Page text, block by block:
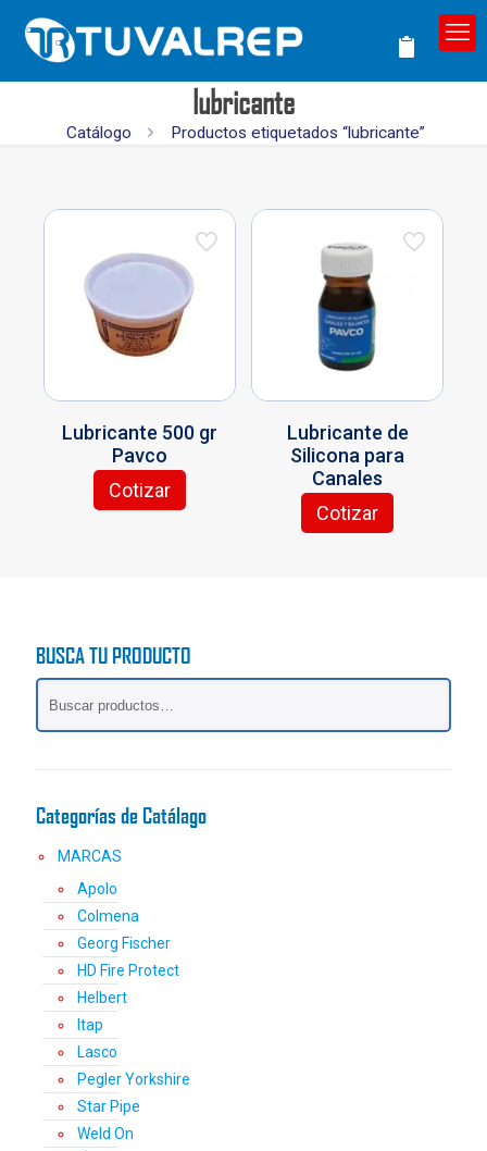
lubricante
Catálogo Productos etiquetados “lubricante”
Lubricante 500 gr
Pavco
Cotizar
Lubricante de
Silicona para
Canales
Cotizar
BUSCA TU PRODUCTO
Categorías de Catálago
MARCAS
Apolo
Colmena
Georg Fischer
HD Fire Protect
Helbert
Itap
Lasco
Pegler Yorkshire
Star Pipe
Weld On